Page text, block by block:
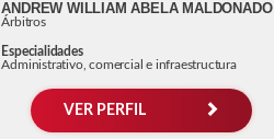
ANDREW WILLIAM ABELA MALDONADO
Árbitros
Especialidades
Administrativo, comercial e infraestructura
VER PERFIL